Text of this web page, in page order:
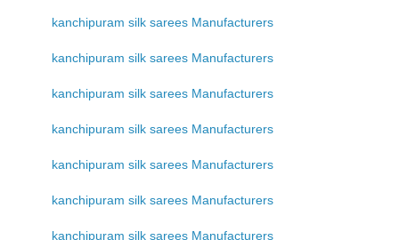
kanchipuram silk sarees Manufacturers
kanchipuram silk sarees Manufacturers
kanchipuram silk sarees Manufacturers
kanchipuram silk sarees Manufacturers
kanchipuram silk sarees Manufacturers
kanchipuram silk sarees Manufacturers
kanchipuram silk sarees Manufacturers